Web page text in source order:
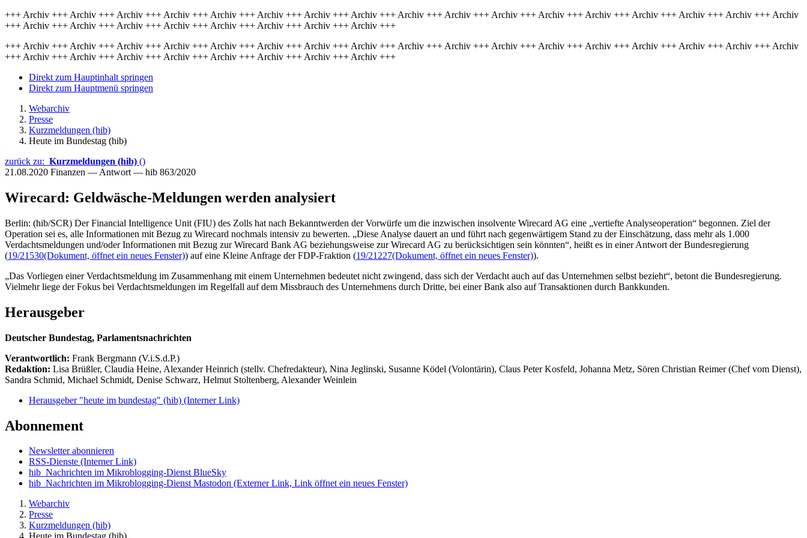
+++ Archiv +++ Archiv +++ Archiv +++ Archiv +++ Archiv +++ Archiv +++ Archiv +++ Archiv +++ Archiv +++ Archiv +++ Archiv +++ Archiv +++ Archiv +++ Archiv +++ Archiv +++ Archiv +++ Archiv
+++ Archiv +++ Archiv +++ Archiv +++ Archiv +++ Archiv +++ Archiv +++ Archiv +++ Archiv +++
+++ Archiv +++ Archiv +++ Archiv +++ Archiv +++ Archiv +++ Archiv +++ Archiv +++ Archiv +++ Archiv +++ Archiv +++ Archiv +++ Archiv +++ Archiv +++ Archiv +++ Archiv +++ Archiv +++ Archiv
+++ Archiv +++ Archiv +++ Archiv +++ Archiv +++ Archiv +++ Archiv +++ Archiv +++ Archiv +++
Direkt zum Hauptinhalt springen
Direkt zum Hauptmenü springen
Webarchiv
Presse
Kurzmeldungen (hib)
Heute im Bundestag (hib)
zurück zu: Kurzmeldungen (hib) ()
21.08.2020 Finanzen — Antwort — hib 863/2020
Wirecard: Geldwäsche-Meldungen werden analysiert
Berlin: (hib/SCR) Der Financial Intelligence Unit (FIU) des Zolls hat nach Bekanntwerden der Vorwürfe um die inzwischen insolvente Wirecard AG eine „vertiefte Analyseoperation“ begonnen. Ziel der
Operation sei es, alle Informationen mit Bezug zu Wirecard nochmals intensiv zu bewerten. „Diese Analyse dauert an und führt nach gegenwärtigem Stand zu der Einschätzung, dass mehr als 1.000
Verdachtsmeldungen und/oder Informationen mit Bezug zur Wirecard Bank AG beziehungsweise zur Wirecard AG zu berücksichtigen sein könnten“, heißt es in einer Antwort der Bundesregierung
(19/21530(Dokument, öffnet ein neues Fenster)) auf eine Kleine Anfrage der FDP-Fraktion (19/21227(Dokument, öffnet ein neues Fenster)).
„Das Vorliegen einer Verdachtsmeldung im Zusammenhang mit einem Unternehmen bedeutet nicht zwingend, dass sich der Verdacht auch auf das Unternehmen selbst bezieht“, betont die Bundesregierung.
Vielmehr liege der Fokus bei Verdachtsmeldungen im Regelfall auf dem Missbrauch des Unternehmens durch Dritte, bei einer Bank also auf Transaktionen durch Bankkunden.
Herausgeber
Deutscher Bundestag, Parlamentsnachrichten
Verantwortlich: Frank Bergmann (V.i.S.d.P.)
Redaktion: Lisa Brüßler, Claudia Heine, Alexander Heinrich (stellv. Chefredakteur), Nina Jeglinski, Susanne Ködel (Volontärin), Claus Peter Kosfeld, Johanna Metz, Sören Christian Reimer (Chef vom Dienst),
Sandra Schmid, Michael Schmidt, Denise Schwarz, Helmut Stoltenberg, Alexander Weinlein
Herausgeber "heute im bundestag" (hib) (Interner Link)
Abonnement
Newsletter abonnieren
RSS-Dienste (Interner Link)
hib_Nachrichten im Mikroblogging-Dienst BlueSky
hib_Nachrichten im Mikroblogging-Dienst Mastodon (Externer Link, Link öffnet ein neues Fenster)
Webarchiv
Presse
Kurzmeldungen (hib)